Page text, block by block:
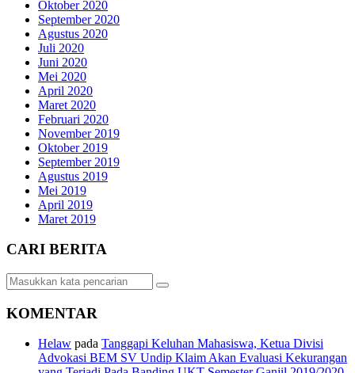
Oktober 2020
September 2020
Agustus 2020
Juli 2020
Juni 2020
Mei 2020
April 2020
Maret 2020
Februari 2020
November 2019
Oktober 2019
September 2019
Agustus 2019
Mei 2019
April 2019
Maret 2019
CARI BERITA
KOMENTAR
Helaw pada Tanggapi Keluhan Mahasiswa, Ketua Divisi
Advokasi BEM SV Undip Klaim Akan Evaluasi Kekurangan